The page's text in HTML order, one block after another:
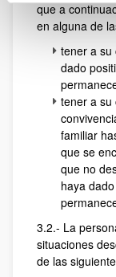
que a
en alguna de
tener a su
dado
tener a su
familiar
que se
que no
haya
3.2.- La
situaciones
de las